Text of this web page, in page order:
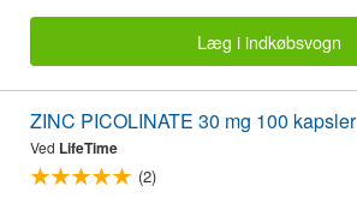
Læg i indkøbsvogn
ZINC PICOLINATE 30 mg 100 kapsler
Ved LifeTime
(2)